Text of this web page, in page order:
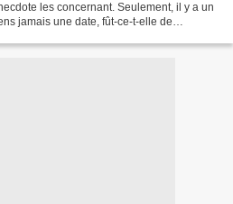
les concernant. Seulement, il y a un
jamais une date, fût-ce-t-elle de